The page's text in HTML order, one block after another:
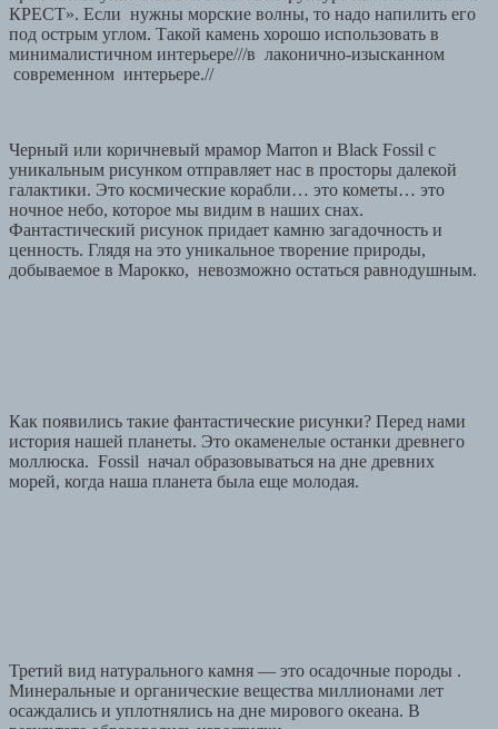
КРЕСТ». Если нужны морские волны, то надо напилить его
под острым углом. Такой камень хорошо использовать в
минималистичном интерьере///в лаконично-изысканном
современном интерьере.//
Черный или коричневый мрамор Marron и Black Fossil с
уникальным рисунком отправляет нас в просторы далекой
галактики. Это космические корабли… это кометы… это
ночное небо, которое мы видим в наших снах.
Фантастический рисунок придает камню загадочность и
ценность. Глядя на это уникальное творение природы,
добываемое в Марокко, невозможно остаться равнодушным.
Как появились такие фантастические рисунки? Перед нами
история нашей планеты. Это окаменелые останки древнего
моллюска. Fossil начал образовываться на дне древних
морей, когда наша планета была еще молодая.
Третий вид натурального камня — это осадочные породы .
Минеральные и органические вещества миллионами лет
осаждались и уплотнялись на дне мирового океана. В